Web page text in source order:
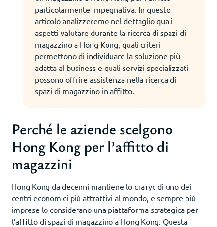
particolarmente impegnativa. In questo
articolo analizzeremo nel dettaglio quali
aspetti valutare durante la ricerca di spazi di
magazzino a Hong Kong, quali criteri
permettono di individuare la soluzione più
adatta al business e quali servizi specializzati
possono offrire assistenza nella ricerca di
spazi di magazzino in affitto.
Perché le aziende scelgono
Hong Kong per l’affitto di
magazzini
Hong Kong da decenni mantiene lo статус di uno dei
centri economici più attrattivi al mondo, e sempre più
imprese lo considerano una piattaforma strategica per
l’affitto di spazi di magazzino a Hong Kong. Questa